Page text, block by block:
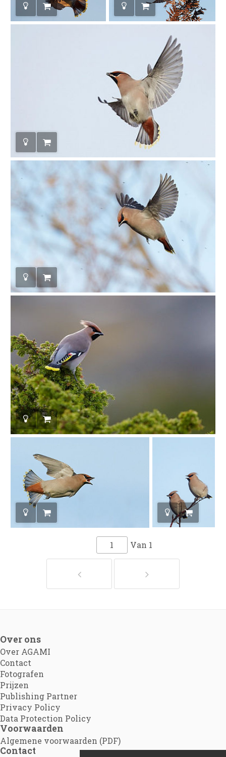
Van 1
Over ons
Over AGAMI
Contact
Fotografen
Prijzen
Publishing Partner
Privacy Policy
Data Protection Policy
Voorwaarden
Algemene voorwaarden (PDF)
Contact